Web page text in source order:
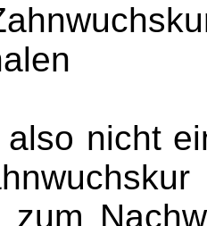
also nicht
zum